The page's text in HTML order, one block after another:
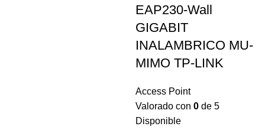
EAP230-Wall
GIGABIT
INALAMBRICO MU-
MIMO TP-LINK
Access Point
Valorado con 0 de 5
Disponible